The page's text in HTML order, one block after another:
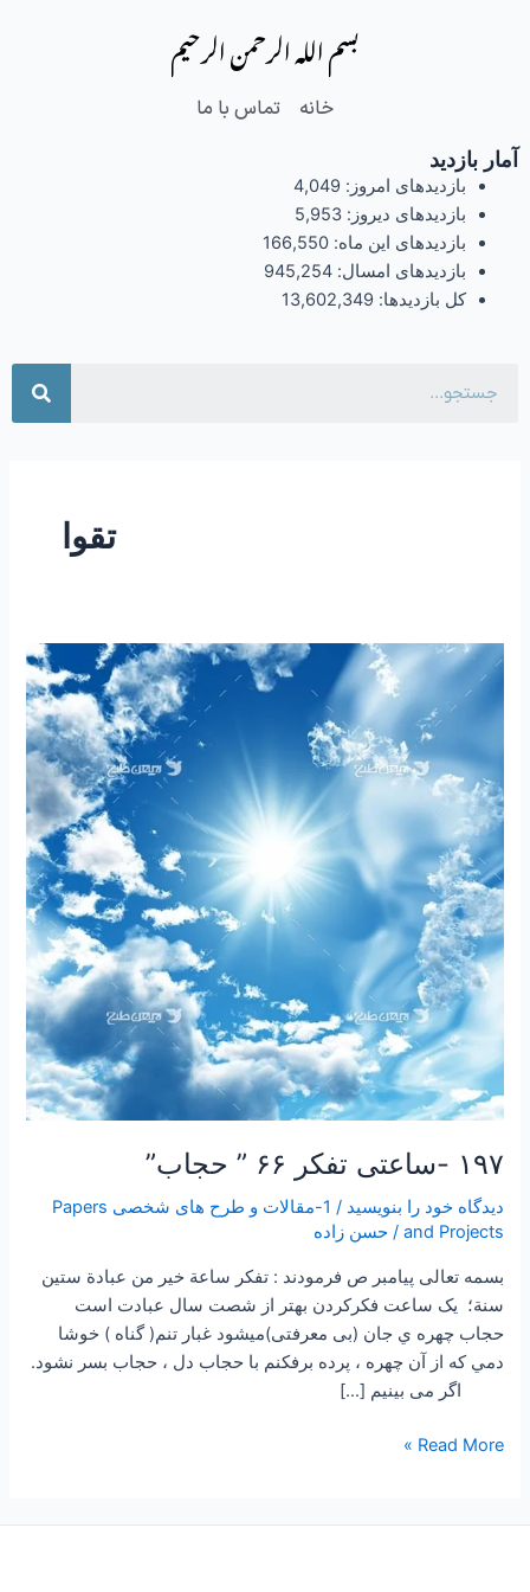
بسم الله الرحمن الرحیم
خانه تماس با ما
آمار بازدید
بازدیدهای امروز: 4,049
بازدیدهای دیروز: 5,953
بازدیدهای این ماه: 166,550
بازدیدهای امسال: 945,254
کل بازدیدها: 13,602,349
تقوا
۱۹۷ -ساعتی تفکر ۶۶ ” حجاب”
دیدگاه‌ خود را بنویسید /
1-مقالات و طرح های شخصی Papers
and Projects
/حسن زاده
بسمه تعالی پیامبر ص فرمودند : تفكر ساعة خير من عبادة ستين
سنة؛ یک ساعت فکرکردن بهتر از شصت سال عبادت است
حجاب چهره ي جان (بی معرفتی)ميشود غبار تنم( گناه ) خوشا
دمي كه از آن چهره ، پرده برفكنم با حجاب دل ، حجاب بسر نشود.
اگر می بینیم […]
۱۹۷
-ساعتی
تفکر
حجاب”
Read More »